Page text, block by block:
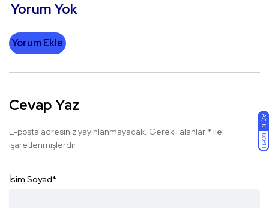
AÇIK
KOYU
Yorum Yok
Yorum Ekle
Cevap Yaz
E-posta adresiniz yayınlanmayacak. Gerekli alanlar * ile
işaretlenmişlerdir
İsim Soyad*